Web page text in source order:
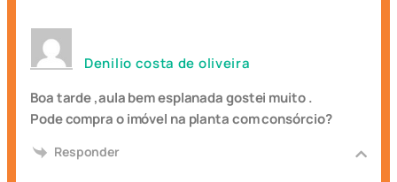
Denilio costa de oliveira
Boa tarde ,aula bem esplanada gostei muito .
Pode compra o imóvel na planta com consórcio?
Responder